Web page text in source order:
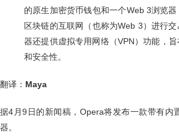
的原生加密货币钱包和一个Web 3浏览
区块链的互联网（也称为Web 3）进行
器还提供虚拟专用网络（VPN）功能，
和安全性。
翻译： Maya
据4月9日的新闻稿，Opera将发布一款带有内
器。